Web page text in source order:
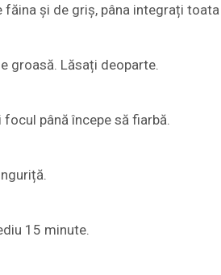
și de griș, pâna integrați
groasă. Lăsați deoparte.
până începe să fiarbă.
15 minute.